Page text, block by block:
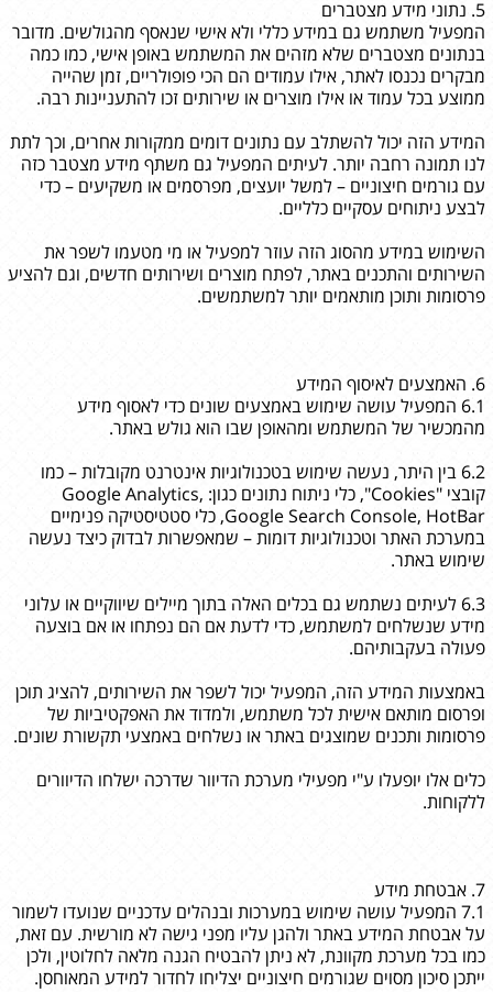
5. נתוני מידע מצטברים
המפעיל משתמש גם במידע כללי ולא אישי שנאסף מהגולשים. מדובר
בנתונים מצטברים שלא מזהים את המשתמש באופן אישי, כמו כמה
מבקרים נכנסו לאתר, אילו עמודים הם הכי פופולריים, זמן שהייה
ממוצע בכל עמוד או אילו מוצרים או שירותים זכו להתעניינות רבה.
המידע הזה יכול להשתלב עם נתונים דומים ממקורות אחרים, וכך לתת
לנו תמונה רחבה יותר. לעיתים המפעיל גם משתף מידע מצטבר כזה
עם גורמים חיצוניים – למשל יועצים, מפרסמים או משקיעים – כדי
לבצע ניתוחים עסקיים כלליים.
השימוש במידע מהסוג הזה עוזר למפעיל או מי מטעמו לשפר את
השירותים והתכנים באתר, לפתח מוצרים ושירותים חדשים, וגם להציע
פרסומות ותוכן מותאמים יותר למשתמשים.
6. האמצעים לאיסוף המידע
6.1 המפעיל עושה שימוש באמצעים שונים כדי לאסוף מידע
מהמכשיר של המשתמש ומהאופן שבו הוא גולש באתר.
6.2 בין היתר, נעשה שימוש בטכנולוגיות אינטרנט מקובלות – כמו
קובצי "Cookies", כלי ניתוח נתונים כגון: Google Analytics,
Google Search Console, HotBar, כלי סטטיסטיקה פנימיים
במערכת האתר וטכנולוגיות דומות – שמאפשרות לבדוק כיצד נעשה
שימוש באתר.
6.3 לעיתים נשתמש גם בכלים האלה בתוך מיילים שיווקיים או עלוני
מידע שנשלחים למשתמש, כדי לדעת אם הם נפתחו או אם בוצעה
פעולה בעקבותיהם.
באמצעות המידע הזה, המפעיל יכול לשפר את השירותים, להציג תוכן
ופרסום מותאם אישית לכל משתמש, ולמדוד את האפקטיביות של
פרסומות ותכנים שמוצגים באתר או נשלחים באמצעי תקשורת שונים.
כלים אלו יופעלו ע"י מפעילי מערכת הדיוור שדרכה ישלחו הדיוורים
ללקוחות.
7. אבטחת מידע
7.1 המפעיל עושה שימוש במערכות ובנהלים עדכניים שנועדו לשמור
על אבטחת המידע באתר ולהגן עליו מפני גישה לא מורשית. עם זאת,
כמו בכל מערכת מקוונת, לא ניתן להבטיח הגנה מלאה לחלוטין, ולכן
ייתכן סיכון מסוים שגורמים חיצוניים יצליחו לחדור למידע המאוחסן.